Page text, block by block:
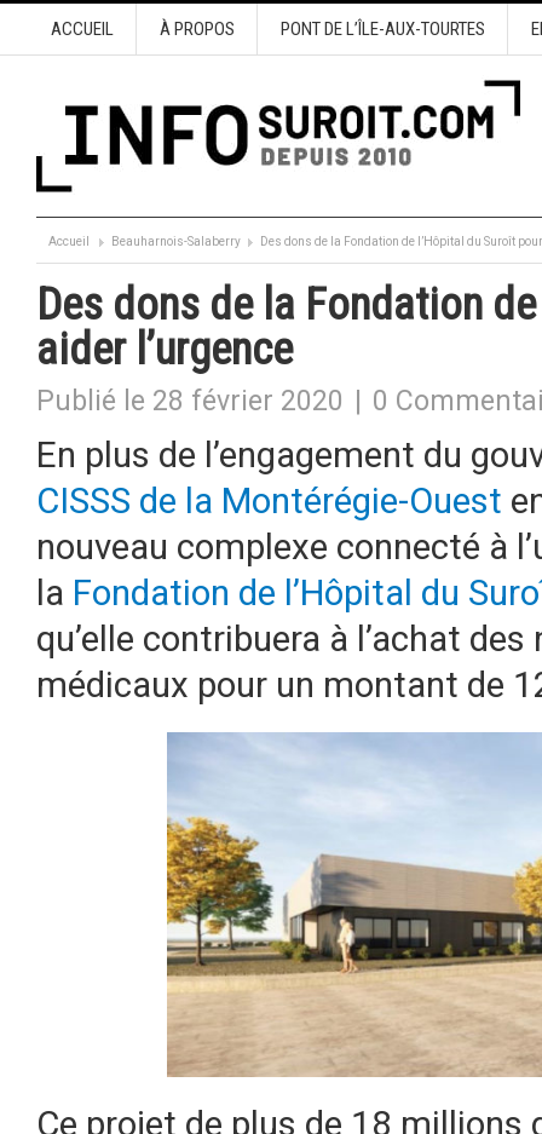
ACCUEIL À PROPOS PONT DE L’ÎLE-AUX-TOURTES
Accueil Beauharnois-Salaberry Des dons de la Fondation de l’Hôpital du Suroît
Des dons de la Fondation
aider l’urgence
Publié le 28 février 2020 0
En plus de l’engagement du
CISSS de la Montérégie-Ouest
nouveau complexe connecté à
la Fondation de l’Hôpital du
qu’elle contribuera à l’achat
médicaux pour un montant de
Ce projet de plus de 18